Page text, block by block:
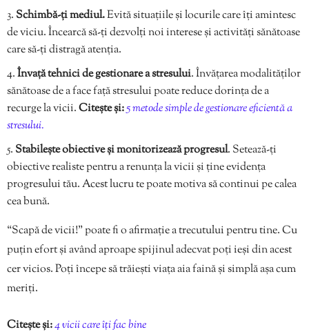
Schimbă-ți mediul.Evită situațiile și locurile care îți amintesc
de viciu. Încearcă să-ți dezvolți noi interese și activități sănătoase
care să-ți distragă atenția.
Învață tehnici de gestionare a stresului. Învățarea modalităților
sănătoase de a face față stresului poate reduce dorința de a
recurge la vicii.Citește și:5 metode simple de gestionare eficientă a
stresului.
Stabilește obiective și monitorizează progresul. Setează-ți
obiective realiste pentru a renunța la vicii și ține evidența
progresului tău. Acest lucru te poate motiva să continui pe calea
cea bună.
“Scapă de vicii!” poate fi o afirmație a trecutului pentru tine. Cu
puțin efort și având aproape spijinul adecvat poți ieși din acest
cer vicios. Poți începe să trăiești viața aia faină și simplă așa cum
meriți.
Citește și:4 vicii care îți fac bine